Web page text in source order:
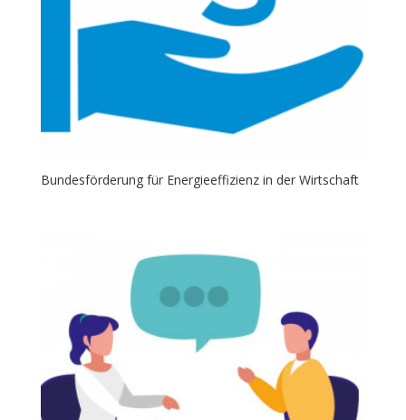
Bundesförderung für Energieeffizienz in der Wirtschaft